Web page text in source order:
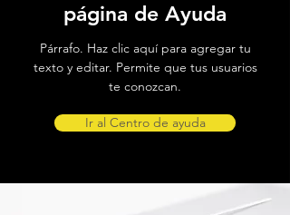
página de Ayuda
Párrafo. Haz clic aquí para agregar tu
texto y editar. Permite que tus usuarios
te conozcan.
Ir al Centro de ayuda